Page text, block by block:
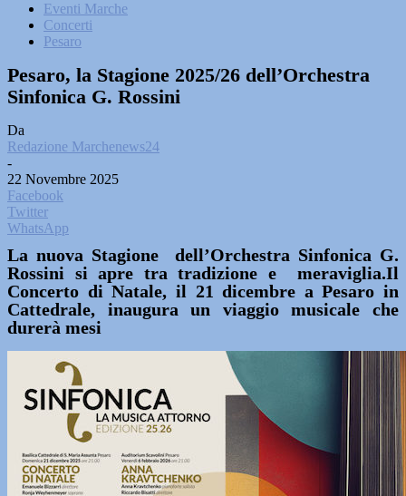
Eventi Marche
Concerti
Pesaro
Pesaro, la Stagione 2025/26 dell’Orchestra
Sinfonica G. Rossini
Da
Redazione Marchenews24
-
22 Novembre 2025
Facebook
Twitter
WhatsApp
La nuova Stagione dell’Orchestra Sinfonica G.
Rossini si apre tra tradizione e meraviglia.Il
Concerto di Natale, il 21 dicembre a Pesaro in
Cattedrale, inaugura un viaggio musicale che
durerà mesi